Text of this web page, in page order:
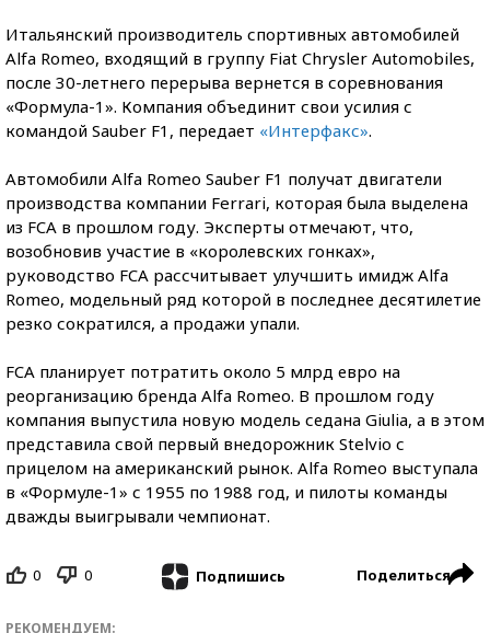
Итальянский производитель спортивных автомобилей
Alfa Romeo, входящий в группу Fiat Chrysler Automobiles,
после 30-летнего перерыва вернется в соревнования
«Формула-1». Компания объединит свои усилия с
командой Sauber F1, передает «Интерфакс».
Автомобили Alfa Romeo Sauber F1 получат двигатели
производства компании Ferrari, которая была выделена
из FCA в прошлом году. Эксперты отмечают, что,
возобновив участие в «королевских гонках»,
руководство FCA рассчитывает улучшить имидж Alfa
Romeo, модельный ряд которой в последнее десятилетие
резко сократился, а продажи упали.
FCA планирует потратить около 5 млрд евро на
реорганизацию бренда Alfa Romeo. В прошлом году
компания выпустила новую модель седана Giulia, а в этом
представила свой первый внедорожник Stelvio с
прицелом на американский рынок. Alfa Romeo выступала
в «Формуле-1» с 1955 по 1988 год, и пилоты команды
дважды выигрывали чемпионат.
0 0 Подпишись Поделиться
РЕКОМЕНДУЕМ: